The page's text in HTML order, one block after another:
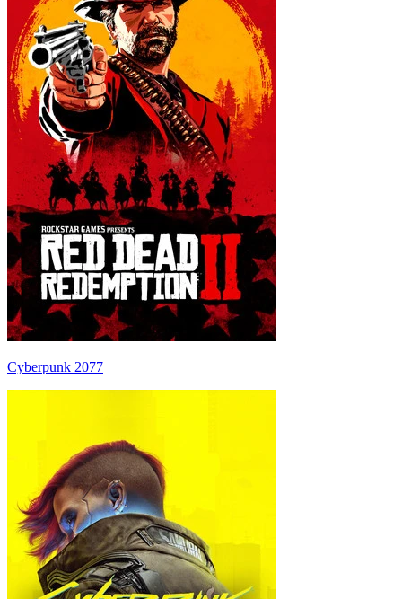
Cyberpunk 2077